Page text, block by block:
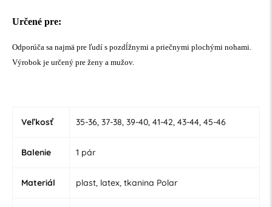
Určené pre:
Odporúča sa najmä pre ľudí s pozdĺžnymi a priečnymi plochými nohami.
Výrobok je určený pre ženy a mužov.
Veľkosť 35-36, 37-38, 39-40, 41-42, 43-44, 45-46
Balenie 1 pár
Materiál plast, latex, tkanina Polar